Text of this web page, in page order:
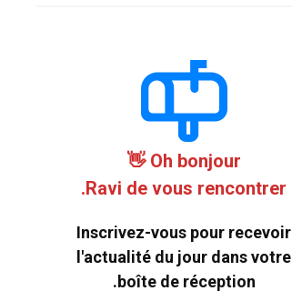
Oh bonjour 👋
Ravi de vous rencontrer.
Inscrivez-vous pour recevoir
l'actualité du jour dans votre
boîte de réception.